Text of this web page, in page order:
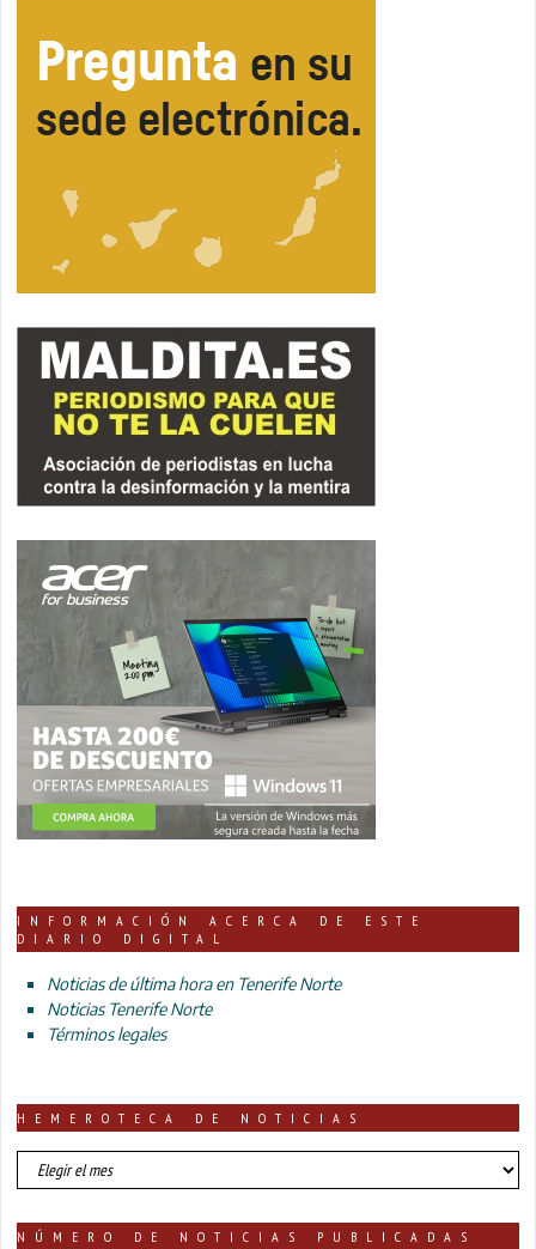
INFORMACIÓN ACERCA DE ESTE
DIARIO DIGITAL
Noticias de última hora en Tenerife Norte
Noticias Tenerife Norte
Términos legales
HEMEROTECA DE NOTICIAS
HEMEROTECA
DE
NÚMERO DE NOTICIAS PUBLICADAS